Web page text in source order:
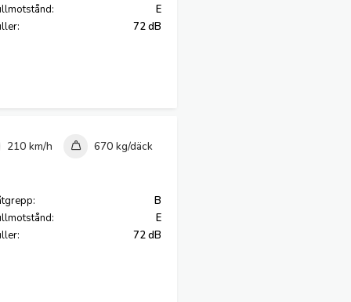
E
72 dB
210 km/h 670 kg/däck
B
E
72 dB